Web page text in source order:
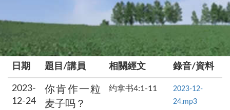
日期 題目/講員 相關經文 錄音/資料
2023-
12-24
你肯作一粒
麦子吗？
约拿书4:1-11
2023-12-
24.mp3